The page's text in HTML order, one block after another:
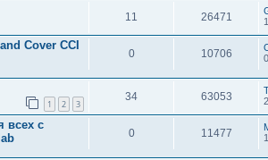
11 26471
Cover CCI
0 10706
1 2 3
34 63053
всех с
0 11477